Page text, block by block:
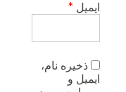
ایمیل *
ذخیره نام،
ایمیل و